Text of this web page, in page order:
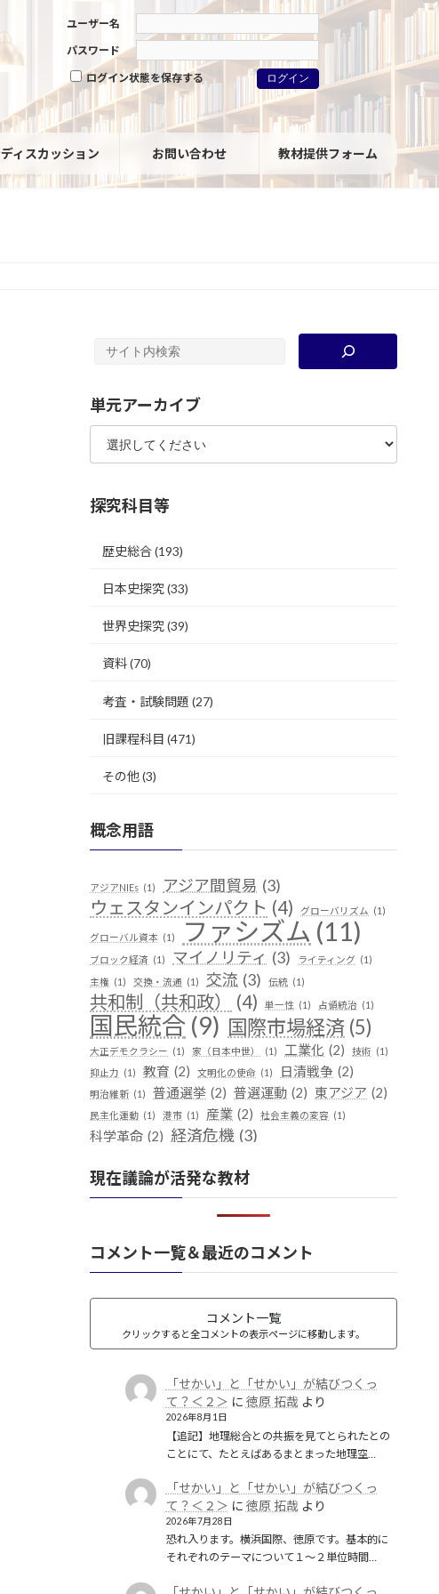
ユーザー名
パスワード
ログイン状態を保存する
ディスカッション お問い合わせ 教材提供フォーム
単元アーカイブ
探究科目等
歴史総合(193)
日本史探究(33)
世界史探究(39)
資料(70)
考査・試験問題 (27)
旧課程科目 (471)
その他(3)
概念用語
アジアNIEs (1) アジア間貿易 (3)
ウェスタンインパクト (4) グローバリズム (1)
グローバル資本 (1) ファシズム (11)
ブロック経済 (1) マイノリティ (3) ライティング (1)
主権 (1) 交換・流通 (1) 交流 (3) 伝統 (1)
共和制（共和政） (4) 単一性 (1) 占領統治 (1)
国民統合 (9) 国際市場経済 (5)
大正デモクラシー (1) 家（日本中世） (1) 工業化 (2) 技術 (1)
抑止力 (1) 教育 (2) 文明化の使命 (1) 日清戦争 (2)
明治維新 (1) 普通選挙 (2) 普選運動 (2) 東アジア (2)
民主化運動 (1) 港市 (1) 産業 (2) 社会主義の変容 (1)
科学革命 (2) 経済危機 (3)
遊牧民 (1) 都市国家 (1) 開発 (1)
韓国併合 (2)
現在議論が活発な教材
コメント一覧＆最近のコメント
コメント一覧
クリックすると全コメントの表示ページに移動します。
「せかい」と「せかい」が結びつくっ
て？＜２＞ に 徳原 拓哉 より
2026年8月1日
【追記】地理総合との共振を見てとられたとの
ことにて、たとえばあるまとまった地理空…
「せかい」と「せかい」が結びつくっ
て？＜２＞ に 徳原 拓哉 より
2026年7月28日
恐れ入ります。横浜国際、徳原です。基本的に
それぞれのテーマについて１〜２単位時間…